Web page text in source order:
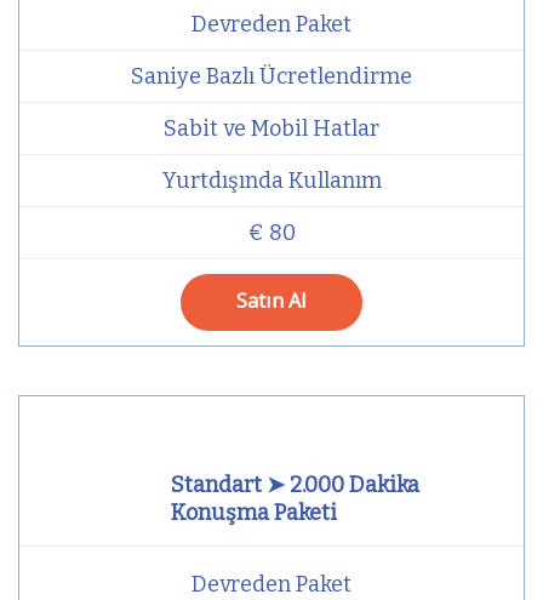
Devreden Paket
Saniye Bazlı Ücretlendirme
Sabit ve Mobil Hatlar
Yurtdışında Kullanım
€ 80
Satın Al
Standart ➤ 2.000 Dakika
Konuşma Paketi
Devreden Paket